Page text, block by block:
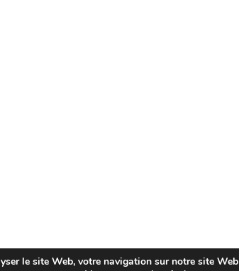
le site Web, votre navigation sur notre site Web